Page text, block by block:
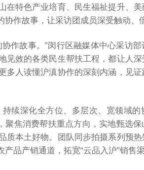
在特色产业培育、民生福祉提升、
作故事，让采访团成员深受触动、
作故事。”闵行区融媒体中心采访部
效的各类民生帮扶工程，都让人深
多人读懂沪滇协作的深刻内涵，见
续深化全方位、多层次、宽领域
焦消费帮扶重点方向，实地甄选保
本土好物。团队同步拍摄系列预
品产销通道，拓宽“云品入沪”销售渠